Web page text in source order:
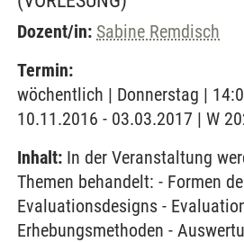
Dozent/in: Sabine Remdisch
Termin:
wöchentlich | Donnerstag |
10.11.2016 - 03.03.2017 | W
Inhalt: In der Veranstaltung
Themen behandelt: - Formen
Evaluationsdesigns -
Erhebungsmethoden -